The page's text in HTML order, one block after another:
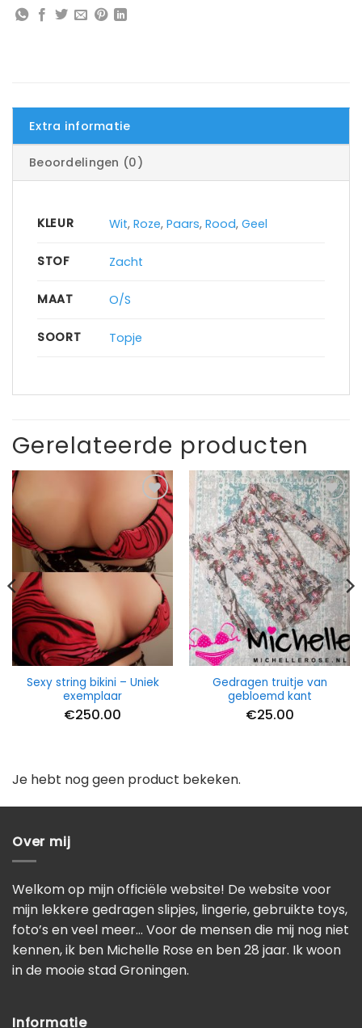
Extra informatie
Beoordelingen (0)
KLEUR Wit,Roze,Paars,Rood,Geel
STOF Zacht
MAAT O/S
SOORT Topje
Gerelateerde producten
Sexy string bikini – Uniek
exemplaar
€250.00
Gedragen truitje van
gebloemd kant
€25.00
Je hebt nog geen product bekeken.
Over mij
Welkom op mijn officiële website! De website voor
mijn lekkere gedragen slipjes, lingerie, gebruikte toys,
foto’s en veel meer… Voor de mensen die mij nog niet
kennen, ik ben Michelle Rose en ben 28 jaar. Ik woon
in de mooie stad Groningen.
Informatie